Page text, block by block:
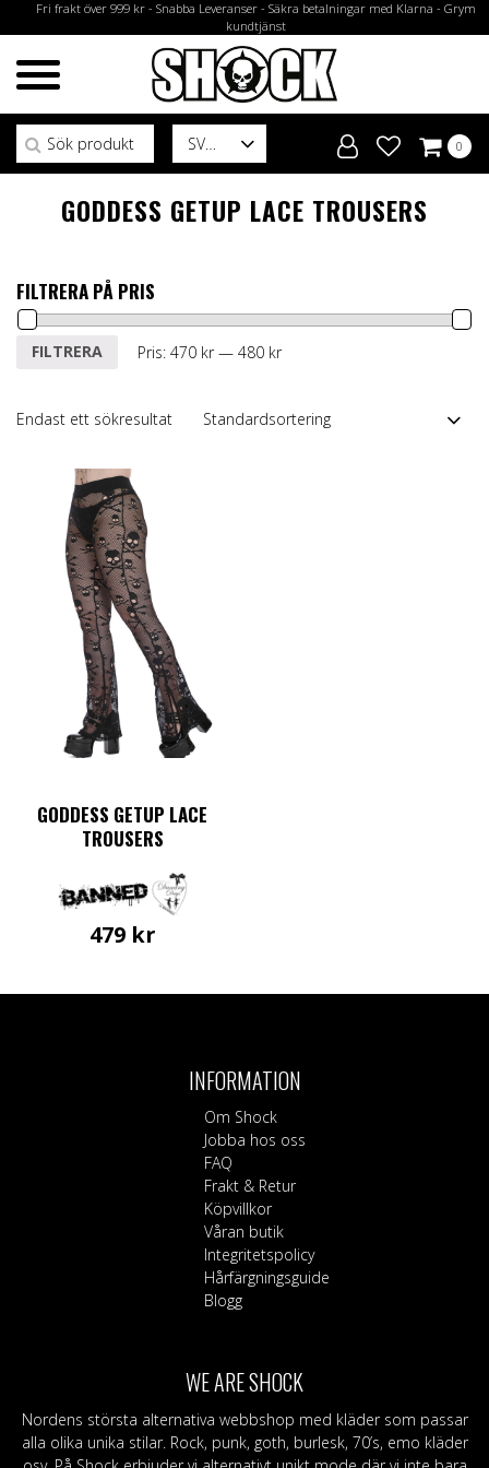
Fri frakt över 999 kr - Snabba Leveranser - Säkra betalningar med Klarna - Grym
kundtjänst
SV
Sök efter:
0
GODDESS GETUP LACE TROUSERS
FILTRERA PÅ PRIS
Min
MaxFILTRERA Pris: 470 kr— 480 kr
Endast ett sökresultat
GODDESS GETUP LACE
TROUSERS
479 kr
alternativen
produktsidan
INFORMATION
Om Shock
Jobba hos oss
FAQ
Frakt & Retur
Köpvillkor
Våran butik
Integritetspolicy
Hårfärgningsguide
Blogg
WE ARE SHOCK
Nordens största alternativa webbshop med kläder som passar
alla olika unika stilar. Rock, punk, goth, burlesk, 70’s, emo kläder